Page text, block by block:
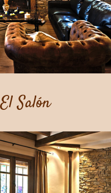
El Salón